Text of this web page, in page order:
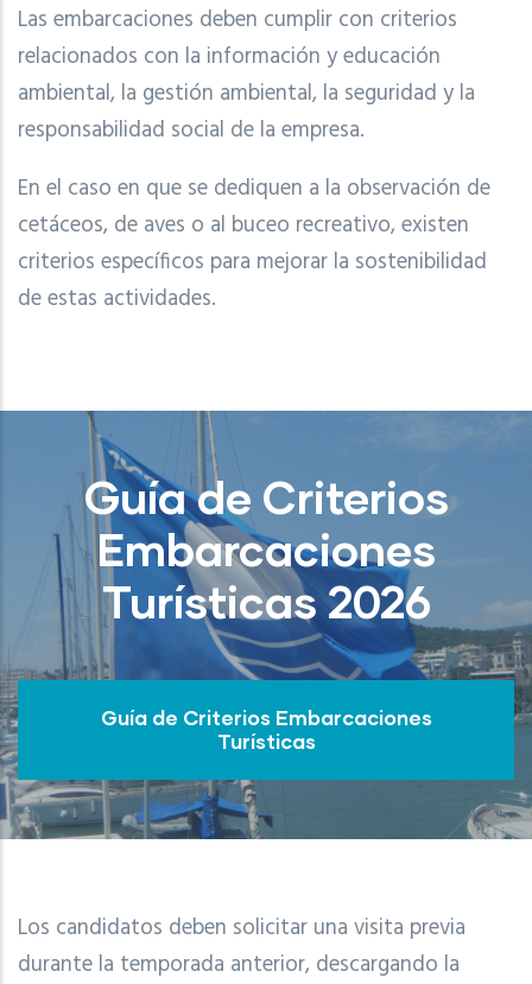
Las embarcaciones deben cumplir con criterios
relacionados con la información y educación
ambiental, la gestión ambiental, la seguridad y la
responsabilidad social de la empresa.
En el caso en que se dediquen a la observación de
cetáceos, de aves o al buceo recreativo, existen
criterios específicos para mejorar la sostenibilidad
de estas actividades.
Guía de Criterios
Embarcaciones
Turísticas 2026
Guía de Criterios Embarcaciones
Turísticas
Los candidatos deben solicitar una visita previa
durante la temporada anterior, descargando la